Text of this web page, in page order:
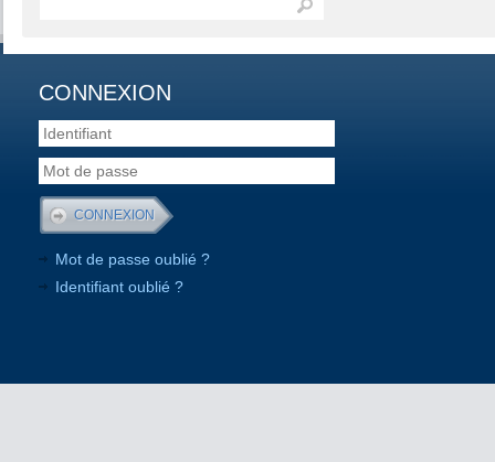
CONNEXION
Mot de passe oublié ?
Identifiant oublié ?